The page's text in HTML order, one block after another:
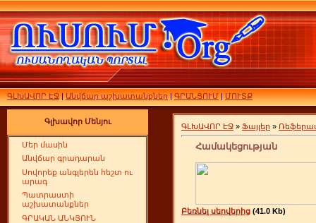
ԳԼԽԱՎՈՐ ԷՋ|Անվճար աշխատանքներ|ԳՐԱՆՑՈՒՄ|ՄՈՒՏՔ
Գլխավոր Մենյու
Մեր մասին
Անվճար գրադարան
Սովորեք անգլերեն հեշտ ու
արագ
Պատրաստի
աշխատանքներ
ԳՐԱԿԱՆ ԱՆԿՅՈՒՆ
ԳԼԽԱՎՈՐ ԷՋ » Ֆայլեր »
Համակեցության
Բեռնել սերվերից (41.0 Kb)